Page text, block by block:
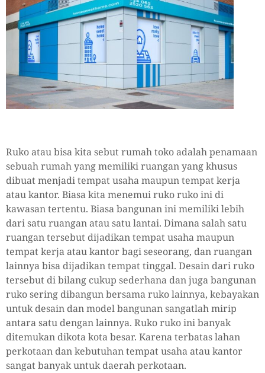
Ruko atau bisa kita sebut rumah toko adalah penamaan
sebuah rumah yang memiliki ruangan yang khusus
dibuat menjadi tempat usaha maupun tempat kerja
atau kantor. Biasa kita menemui ruko ruko ini di
kawasan tertentu. Biasa bangunan ini memiliki lebih
dari satu ruangan atau satu lantai. Dimana salah satu
ruangan tersebut dijadikan tempat usaha maupun
tempat kerja atau kantor bagi seseorang, dan ruangan
lainnya bisa dijadikan tempat tinggal. Desain dari ruko
tersebut di bilang cukup sederhana dan juga bangunan
ruko sering dibangun bersama ruko lainnya, kebayakan
untuk desain dan model bangunan sangatlah mirip
antara satu dengan lainnya. Ruko ruko ini banyak
ditemukan dikota kota besar. Karena terbatas lahan
perkotaan dan kebutuhan tempat usaha atau kantor
sangat banyak untuk daerah perkotaan.